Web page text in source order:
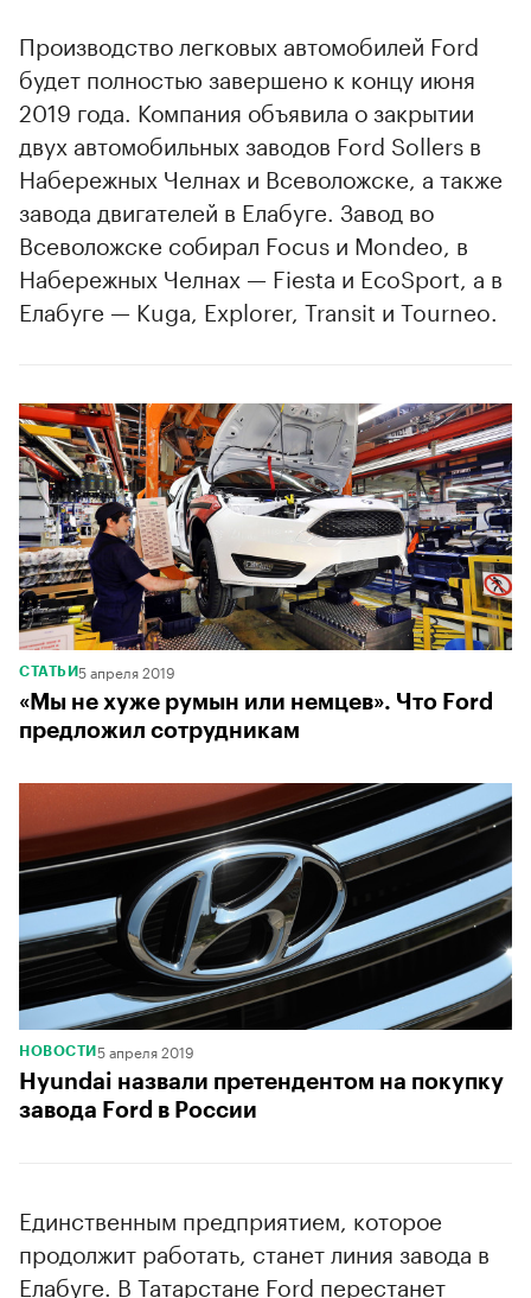
Производство легковых автомобилей Ford
будет полностью завершено к концу июня
2019 года. Компания объявила о закрытии
двух автомобильных заводов Ford Sollers в
Набережных Челнах и Всеволожске, а также
завода двигателей в Елабуге. Завод во
Всеволожске собирал Focus и Mondeo, в
Набережных Челнах — Fiesta и EcoSport, а в
Елабуге — Kuga, Explorer, Transit и Tourneo.
СТАТЬИ 5 апреля 2019
«Мы не хуже румын или немцев». Что Ford
предложил сотрудникам
НОВОСТИ 5 апреля 2019
Hyundai назвали претендентом на покупку
завода Ford в России
Единственным предприятием, которое
продолжит работать, станет линия завода в
Елабуге. В Татарстане Ford перестанет